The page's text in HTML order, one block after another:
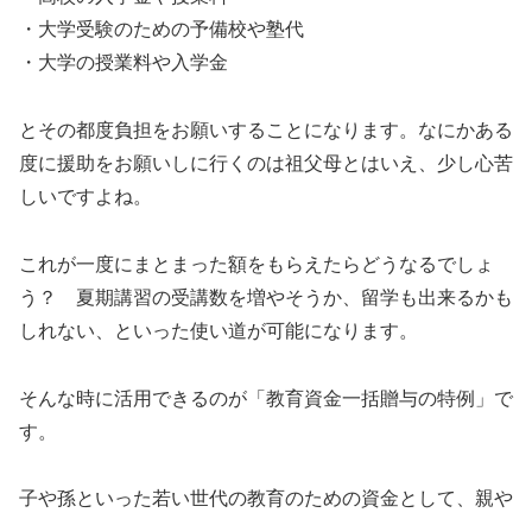
・大学受験のための予備校や塾代
・大学の授業料や入学金
とその都度負担をお願いすることになります。なにかある
度に援助をお願いしに行くのは祖父母とはいえ、少し心苦
しいですよね。
これが一度にまとまった額をもらえたらどうなるでしょ
う？ 夏期講習の受講数を増やそうか、留学も出来るかも
しれない、といった使い道が可能になります。
そんな時に活用できるのが「教育資金一括贈与の特例」で
す。
子や孫といった若い世代の教育のための資金として、親や